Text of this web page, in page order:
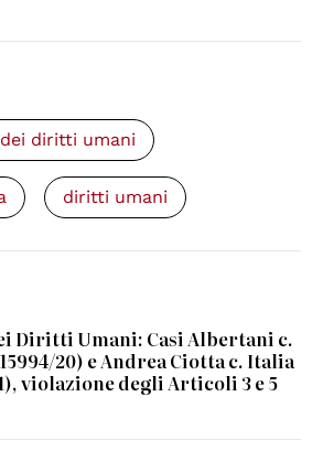
diritti umani
diritti umani
Diritti Umani: Casi Albertani c.
20) e Andrea Ciotta c. Italia
violazione degli Articoli 3 e 5